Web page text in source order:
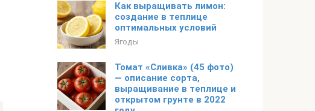
Как выращивать лимон:
создание в теплице
оптимальных условий
Ягоды
Томат «Сливка» (45 фото)
— описание сорта,
выращивание в теплице и
открытом грунте в 2022